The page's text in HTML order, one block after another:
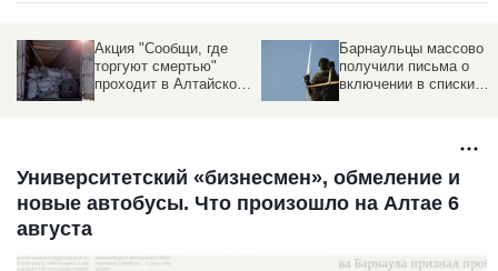
Акция "Сообщи, где
торгуют смертью"
проходит в Алтайском
Барнаульцы массово
получили письма о
включении в списки
Университетский «бизнесмен», обмеление и
новые автобусы. Что произошло на Алтае 6
августа